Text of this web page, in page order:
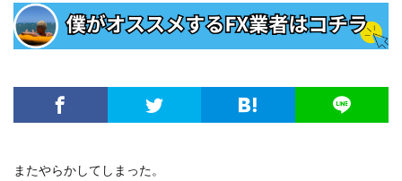
またやらかしてしまった。